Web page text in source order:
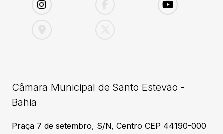
Câmara Municipal de Santo Estevão -
Bahia
Praça 7 de setembro, S/N, Centro CEP 44190-000